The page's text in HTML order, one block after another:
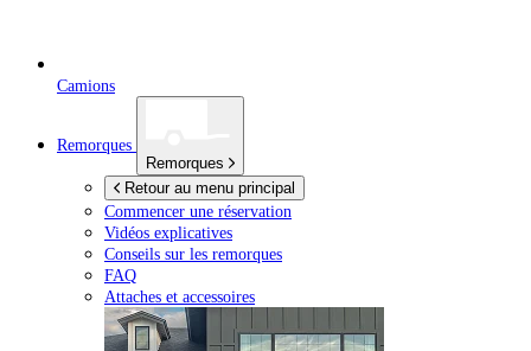
Camions
Remorques
Remorques
Retour au menu principal
Commencer une réservation
Vidéos explicatives
Conseils sur les remorques
FAQ
Attaches et accessoires